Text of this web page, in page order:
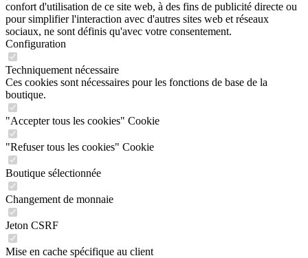
confort d'utilisation de ce site web, à des fins de publicité directe ou
pour simplifier l'interaction avec d'autres sites web et réseaux
sociaux, ne sont définis qu'avec votre consentement.
Configuration
Techniquement nécessaire
Ces cookies sont nécessaires pour les fonctions de base de la
boutique.
"Accepter tous les cookies" Cookie
"Refuser tous les cookies" Cookie
Boutique sélectionnée
Changement de monnaie
Jeton CSRF
Mise en cache spécifique au client